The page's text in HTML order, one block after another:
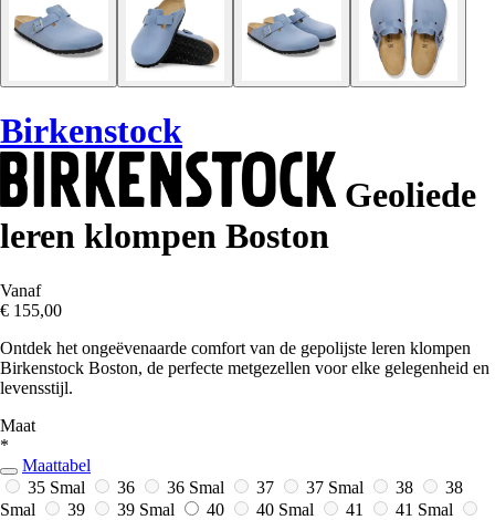
Birkenstock
Geoliede
leren klompen Boston
Vanaf
€ 155,00
Ontdek het ongeëvenaarde comfort van de gepolijste leren klompen
Birkenstock Boston, de perfecte metgezellen voor elke gelegenheid en
levensstijl.
Maat
*
Maattabel
35 Smal
36 36 Smal 37 37 Smal 38
38
Smal
39 39 Smal 40 40 Smal 41
41 Smal